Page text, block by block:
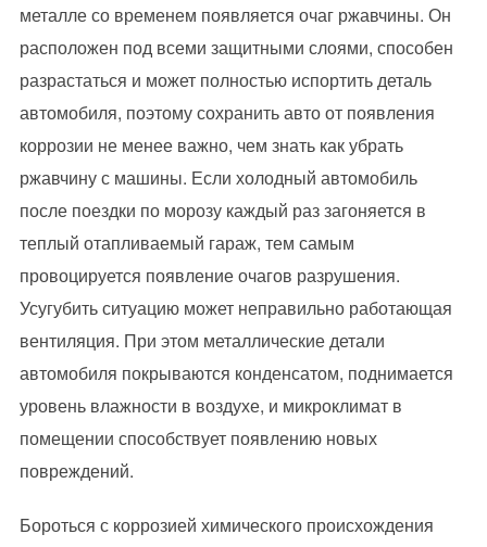
металле со временем появляется очаг ржавчины. Он
расположен под всеми защитными слоями, способен
разрастаться и может полностью испортить деталь
автомобиля, поэтому сохранить авто от появления
коррозии не менее важно, чем знать как убрать
ржавчину с машины. Если холодный автомобиль
после поездки по морозу каждый раз загоняется в
теплый отапливаемый гараж, тем самым
провоцируется появление очагов разрушения.
Усугубить ситуацию может неправильно работающая
вентиляция. При этом металлические детали
автомобиля покрываются конденсатом, поднимается
уровень влажности в воздухе, и микроклимат в
помещении способствует появлению новых
повреждений.
Бороться с коррозией химического происхождения